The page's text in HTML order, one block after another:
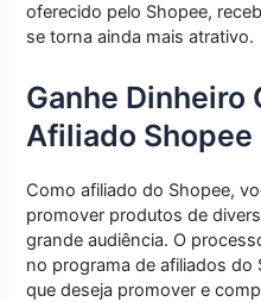
oferecido pelo Shopee,
se torna ainda mais atrativo.
Ganhe Dinheiro
Afiliado Shopee
Como afiliado do Shopee,
promover produtos de
grande audiência. O
no programa de afiliados
que deseja promover e